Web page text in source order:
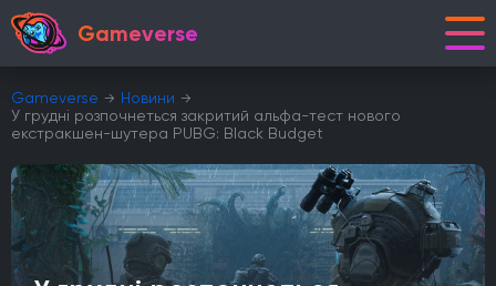
Gameverse
Gameverse
Новини
У грудні розпочнеться закритий альфа-тест нового
екстракшен-шутера PUBG: Black Budget